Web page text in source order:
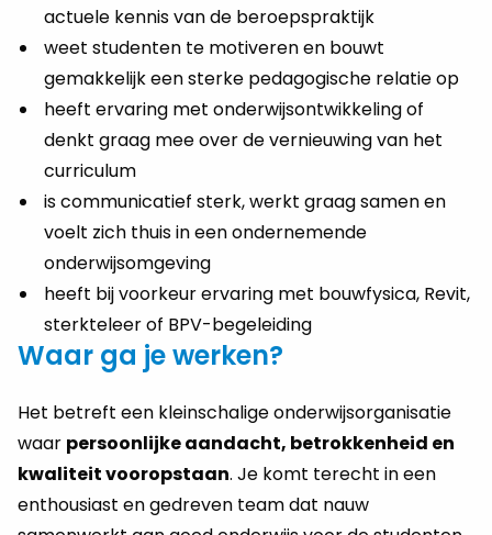
actuele kennis van de beroepspraktijk
weet studenten te motiveren en bouwt
gemakkelijk een sterke pedagogische relatie op
heeft ervaring met onderwijsontwikkeling of
denkt graag mee over de vernieuwing van het
curriculum
is communicatief sterk, werkt graag samen en
voelt zich thuis in een ondernemende
onderwijsomgeving
heeft bij voorkeur ervaring met bouwfysica, Revit,
sterkteleer of BPV-begeleiding
Waar ga je werken?
Het betreft een kleinschalige onderwijsorganisatie
waar persoonlijke aandacht, betrokkenheid en
kwaliteit vooropstaan. Je komt terecht in een
enthousiast en gedreven team dat nauw